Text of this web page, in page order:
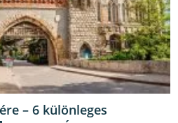
– 6 különleges